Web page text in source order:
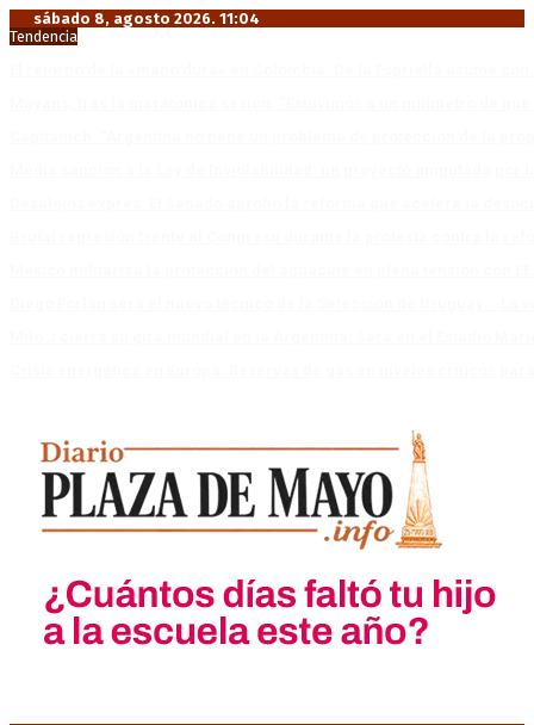
sábado 8, agosto 2026. 11:04
Tendencia